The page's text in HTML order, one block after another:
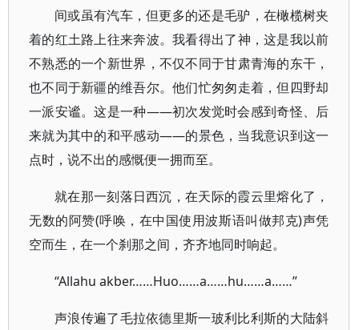
间或虽有汽车，但更多的还是毛驴，在橄榄树夹
着的红土路上往来奔波。我看得出了神，这是我以前
不熟悉的一个新世界，不仅不同于甘肃青海的东干，
也不同于新疆的维吾尔。他们忙匆匆走着，但四野却
一派安谧。这是一种——初次发觉时会感到奇怪、后
来就为其中的和平感动——的景色，当我意识到这一
点时，说不出的感慨便一拥而至。
就在那一刻落日西沉，在天际的霞云里熔化了，
无数的阿赞(呼唤，在中国使用波斯语叫做邦克)声凭
空而生，在一个刹那之间，齐齐地同时响起。
“Allahu akber……Huo……a……hu……a……”
声浪传遍了毛拉依德里斯一玻利比利斯的大陆斜